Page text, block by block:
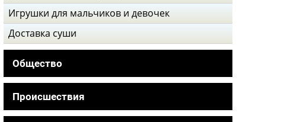
Игрушки для мальчиков и девочек
Доставка суши
Общество
Происшествия